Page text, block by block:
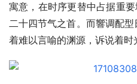
寓意，在时序更替中占据重
二十四节气之首。而響调配
着难以言喻的渊源，诉说着时